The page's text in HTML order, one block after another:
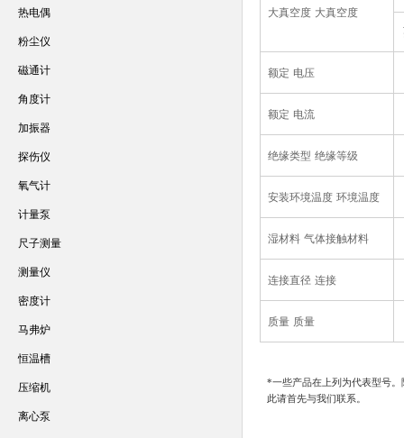
大真空度 大真空度
额定 电压
额定 电流
绝缘类型 绝缘等级
安装环境温度 环境温度
湿材料 气体接触材料
连接直径 连接
质量 质量
*一些产品在上列为代表型号。
此请首先与我们联系。
热电偶
粉尘仪
磁通计
角度计
加振器
探伤仪
氧气计
计量泵
尺子测量
测量仪
密度计
马弗炉
恒温槽
压缩机
离心泵